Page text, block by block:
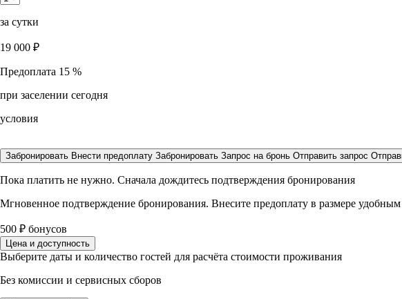
за сутки
19 000 ₽
Предоплата 15 %
при заселении сегодня
условия
Забронировать Внести предоплату Забронировать Запрос на бронь Отправить запрос
Пока платить не нужно. Сначала дождитесь подтверждения бронирования
Мгновенное подтверждение бронирования. Внесите предоплату в размере удобным
500 ₽ бонусов
Цена и доступность
Выберите даты и количество гостей для расчёта стоимости проживания
Без комиссии и сервисных сборов